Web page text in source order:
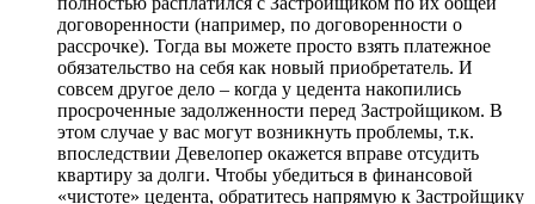
договоренности (например, по договоренности о
рассрочке). Тогда вы можете просто взять платежное
обязательство на себя как новый приобретатель. И
совсем другое дело – когда у цедента накопились
просроченные задолженности перед Застройщиком. В
этом случае у вас могут возникнуть проблемы, т.к.
впоследствии Девелопер окажется вправе отсудить
квартиру за долги. Чтобы убедиться в финансовой
«чистоте» цедента, обратитесь напрямую к Застройщику